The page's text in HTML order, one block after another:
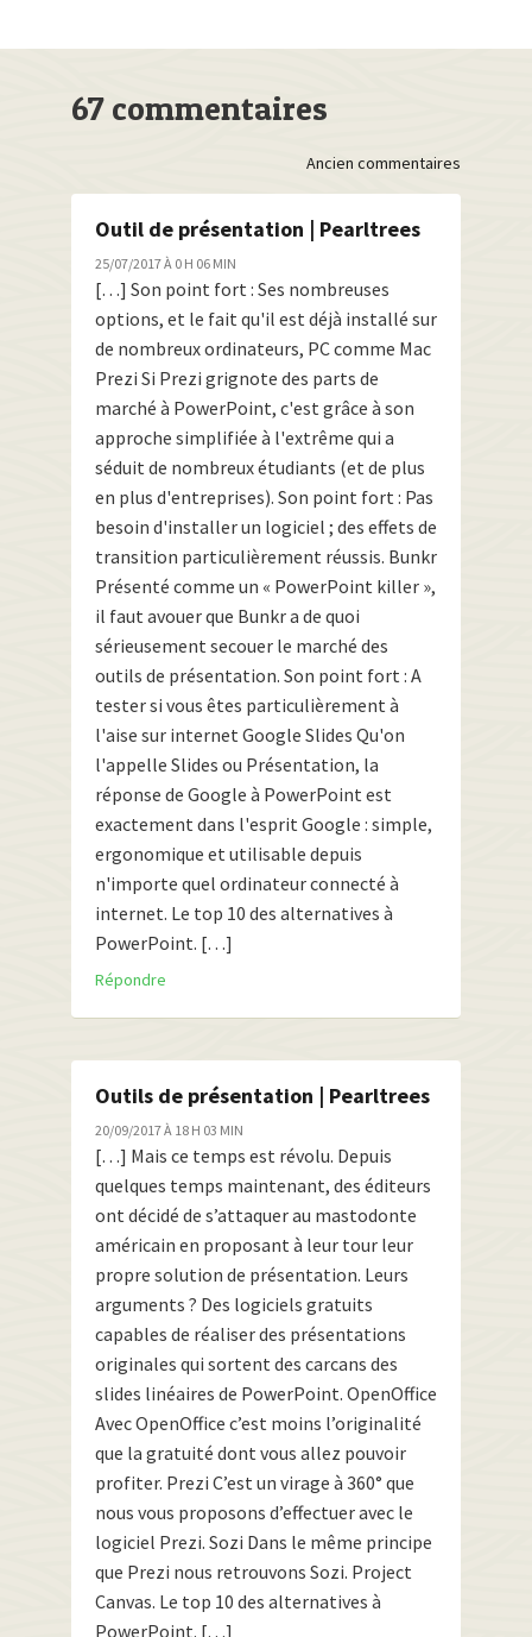
67 commentaires
navigation
Ancien commentaires
Outil de présentation | Pearltrees
25/07/2017 À 0 H 06 MIN
[…] Son point fort : Ses nombreuses
options, et le fait qu'il est déjà installé sur
de nombreux ordinateurs, PC comme Mac
Prezi Si Prezi grignote des parts de
marché à PowerPoint, c'est grâce à son
approche simplifiée à l'extrême qui a
séduit de nombreux étudiants (et de plus
en plus d'entreprises). Son point fort : Pas
besoin d'installer un logiciel ; des effets de
transition particulièrement réussis. Bunkr
Présenté comme un « PowerPoint killer »,
il faut avouer que Bunkr a de quoi
sérieusement secouer le marché des
outils de présentation. Son point fort : A
tester si vous êtes particulièrement à
l'aise sur internet Google Slides Qu'on
l'appelle Slides ou Présentation, la
réponse de Google à PowerPoint est
exactement dans l'esprit Google : simple,
ergonomique et utilisable depuis
n'importe quel ordinateur connecté à
internet. Le top 10 des alternatives à
PowerPoint. […]
Répondre
Outils de présentation | Pearltrees
20/09/2017 À 18 H 03 MIN
[…] Mais ce temps est révolu. Depuis
quelques temps maintenant, des éditeurs
ont décidé de s’attaquer au mastodonte
américain en proposant à leur tour leur
propre solution de présentation. Leurs
arguments ? Des logiciels gratuits
capables de réaliser des présentations
originales qui sortent des carcans des
slides linéaires de PowerPoint. OpenOffice
Avec OpenOffice c’est moins l’originalité
que la gratuité dont vous allez pouvoir
profiter. Prezi C’est un virage à 360° que
nous vous proposons d’effectuer avec le
logiciel Prezi. Sozi Dans le même principe
que Prezi nous retrouvons Sozi. Project
Canvas. Le top 10 des alternatives à
PowerPoint. […]